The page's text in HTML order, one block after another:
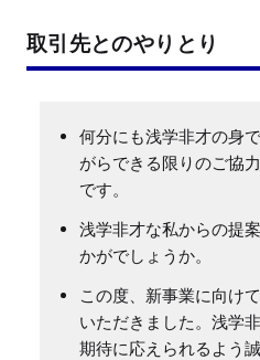
取引先とのやりとり
何分にも浅学非才の身
がらできる限りのご協
です。
浅学非才な私からの提
かがでしょうか。
この度、新事業に向け
いただきました。浅学
期待に応えられるよう